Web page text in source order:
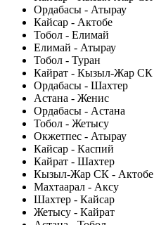
Ордабасы - Атырау
Кайсар - Актобе
Тобол - Елимай
Елимай - Атырау
Тобол - Туран
Кайрат - Кызыл-Жар СК
Ордабасы - Шахтер
Астана - Женис
Ордабасы - Астана
Тобол - Жетысу
Окжетпес - Атырау
Кайсар - Каспий
Кайрат - Шахтер
Кызыл-Жар СК - Актобе
Махтаарал - Аксу
Шахтер - Кайсар
Жетысу - Кайрат